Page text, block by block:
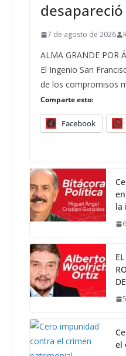
desapareció
7 de agosto de 2026
ALMA GRANDE POR
El Ingenio San
de los compromisos
Comparte esto:
Facebook
la
el